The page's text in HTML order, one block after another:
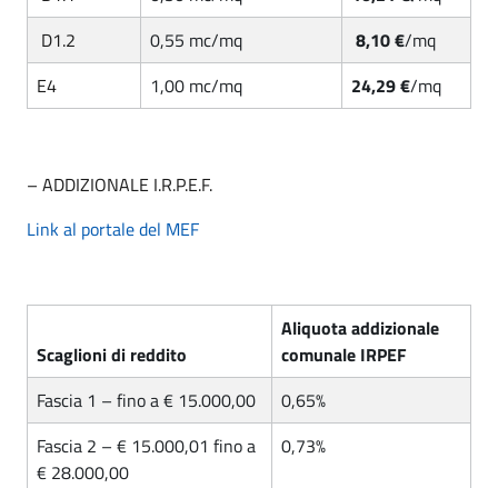
D1.2
0,55 mc/mq 8,10 €/mq
E4
1,00 mc/mq 24,29 €/mq
– ADDIZIONALE I.R.P.E.F.
Link al portale del MEF
Scaglioni di reddito
Aliquota addizionale
comunale IRPEF
Fascia 1 – fino a € 15.000,00
0,65%
Fascia 2 – € 15.000,01 fino a
€ 28.000,00
0,73%